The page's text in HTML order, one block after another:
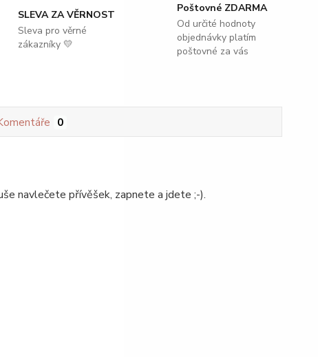
SLEVA ZA VĚRNOST
Sleva pro věrné
zákazníky 💛
Poštovné ZDARMA
Od určité hodnoty
objednávky platím
poštovné za vás
0
navlečete přívěšek, zapnete a jdete ;-).